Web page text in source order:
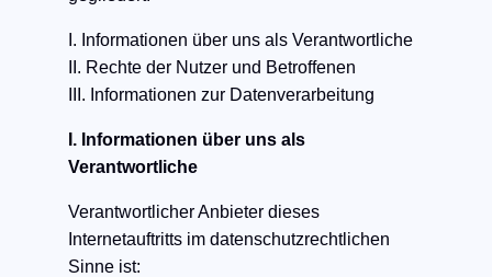
​I. Informationen über uns als Verantwortliche
II. Rechte der Nutzer und Betroffenen
III. Informationen zur Datenverarbeitung
I. Informationen über uns als
Verantwortliche
Verantwortlicher Anbieter dieses
Internetauftritts im datenschutzrechtlichen
Sinne ist: